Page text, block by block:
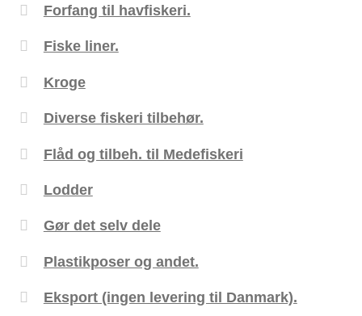
Forfang til havfiskeri.
Fiske liner.
Kroge
Diverse fiskeri tilbehør.
Flåd og tilbeh. til Medefiskeri
Lodder
Gør det selv dele
Plastikposer og andet.
Eksport (ingen levering til Danmark).